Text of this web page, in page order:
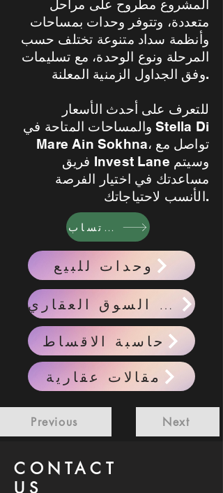
المشروع مطروح على مراحل
متعددة، وتتوفر وحدات بمساحات
وأنظمة سداد متنوعة تختلف حسب
المرحلة ونوع الوحدة، مع تسليمات
وفق الجداول الزمنية المعلنة.
للتعرف على أحدث الأسعار
والمساحات المتاحة في Stella Di
Mare Ain Sokhna، تواصل مع
فريق Invest Lane وسيتم
مساعدتك في اختيار الفرصة
الأنسب لاحتياجاتك.
واتساب
وحدات للبيع
احدث اخبار السوق العقاري
حاسبة الاقساط
مقالات عقارية
Previous Next
CONTACT
US